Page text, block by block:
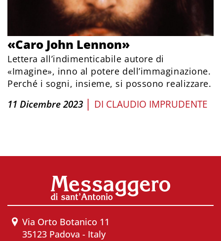
«Caro John Lennon»
Lettera all’indimenticabile autore di
«Imagine», inno al potere dell’immaginazione.
Perché i sogni, insieme, si possono realizzare.
11 Dicembre 2023 | DI CLAUDIO IMPRUDENTE
Via Orto Botanico 11
35123 Padova - Italy